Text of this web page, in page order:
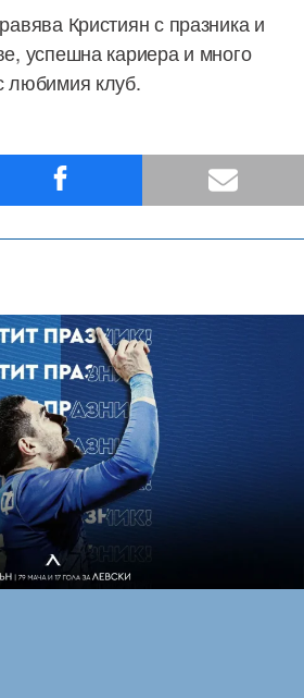
Кристиян с празника и
успешна кариера и много
любимия клуб.